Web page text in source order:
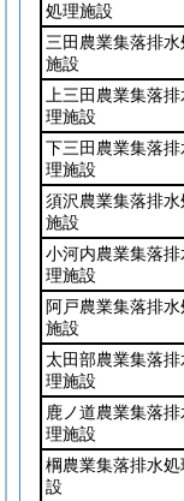
処理施設
三田農業集落排水
施設
上三田農業集落
理施設
下三田農業集落排
理施設
須沢農業集落排水
施設
小河内農業集落排
理施設
阿戸農業集落排水
施設
太田部農業集落
理施設
鹿ノ道農業集落
理施設
棡農業集落排水処
設